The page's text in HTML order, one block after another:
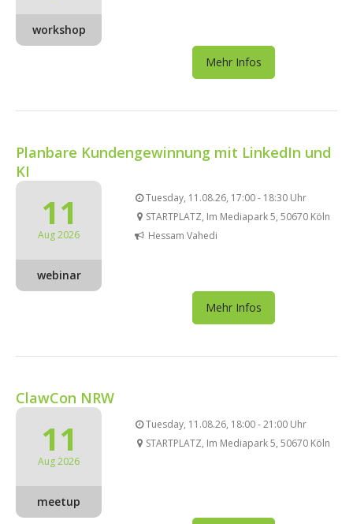
workshop
Mehr Infos
Planbare Kundengewinnung mit LinkedIn und
KI
11
Aug 2026
webinar
Tuesday, 11.08.26, 17:00 - 18:30 Uhr
STARTPLATZ, Im Mediapark 5, 50670 Köln
Hessam Vahedi
Mehr Infos
ClawCon NRW
11
Aug 2026
meetup
Tuesday, 11.08.26, 18:00 - 21:00 Uhr
STARTPLATZ, Im Mediapark 5, 50670 Köln